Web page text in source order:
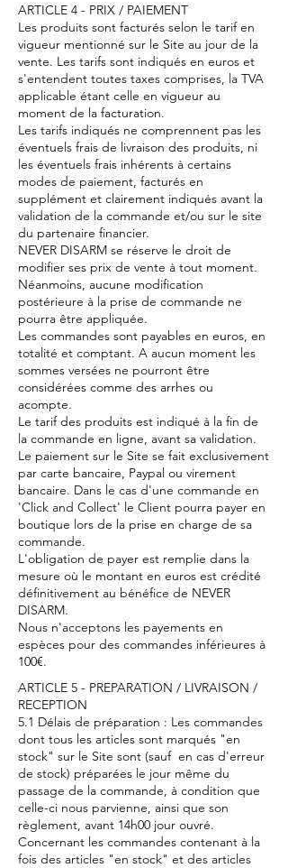
ARTICLE 4 - PRIX / PAIEMENT
Les produits sont facturés selon le tarif en
vigueur mentionné sur le Site au jour de la
vente. Les tarifs sont indiqués en euros et
s'entendent toutes taxes comprises, la TVA
applicable étant celle en vigueur au
moment de la facturation.
Les tarifs indiqués ne comprennent pas les
éventuels frais de livraison des produits, ni
les éventuels frais inhérents à certains
modes de paiement, facturés en
supplément et clairement indiqués avant la
validation de la commande et/ou sur le site
du partenaire financier.
NEVER DISARM se réserve le droit de
modifier ses prix de vente à tout moment.
Néanmoins, aucune modification
postérieure à la prise de commande ne
pourra être appliquée.
Les commandes sont payables en euros, en
totalité et comptant. A aucun moment les
sommes versées ne pourront être
considérées comme des arrhes ou
acompte.
Le tarif des produits est indiqué à la fin de
la commande en ligne, avant sa validation.
Le paiement sur le Site se fait exclusivement
par carte bancaire, Paypal ou virement
bancaire. Dans le cas d'une commande en
'Click and Collect' le Client pourra payer en
boutique lors de la prise en charge de sa
commande.
L'obligation de payer est remplie dans la
mesure où le montant en euros est crédité
définitivement au bénéfice de NEVER
DISARM.
Nous n'acceptons les payements en
espèces pour des commandes inférieures à
100€.
ARTICLE 5 - PREPARATION / LIVRAISON /
RECEPTION
5.1 Délais de préparation : Les commandes
dont tous les articles sont marqués "en
stock" sur le Site sont (sauf en cas d'erreur
de stock) préparées le jour même du
passage de la commande, à condition que
celle-ci nous parvienne, ainsi que son
règlement, avant 14h00 jour ouvré.
Concernant les commandes contenant à la
fois des articles "en stock" et des articles